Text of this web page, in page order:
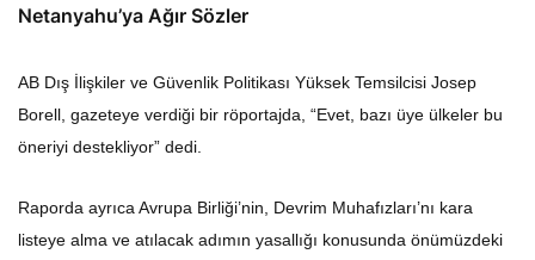
Netanyahu’ya Ağır Sözler
AB Dış İlişkiler ve Güvenlik Politikası Yüksek Temsilcisi Josep
Borell, gazeteye verdiği bir röportajda, “Evet, bazı üye ülkeler bu
öneriyi destekliyor” dedi.
Raporda ayrıca Avrupa Birliği’nin, Devrim Muhafızları’nı kara
listeye alma ve atılacak adımın yasallığı konusunda önümüzdeki